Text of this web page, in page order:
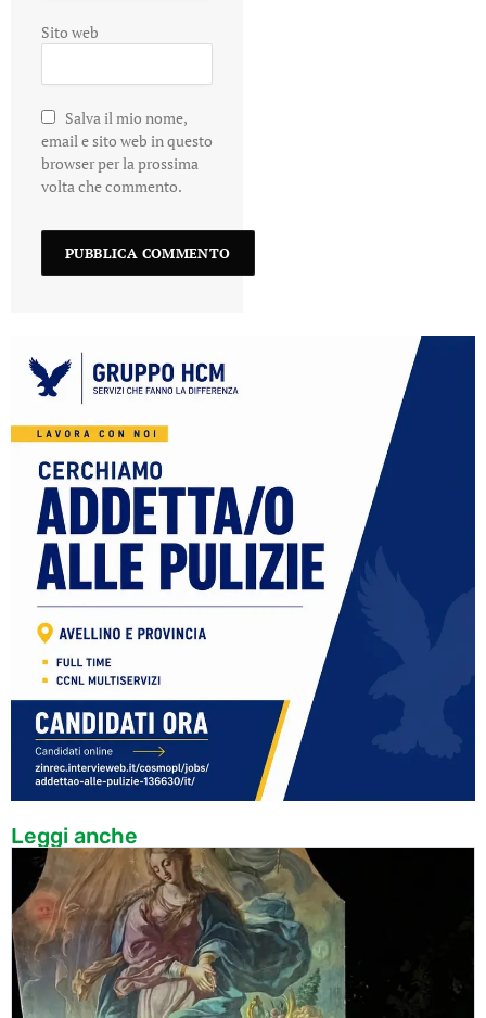
Sito web
Salva il mio nome,
email e sito web in questo
browser per la prossima
volta che commento.
Leggi anche